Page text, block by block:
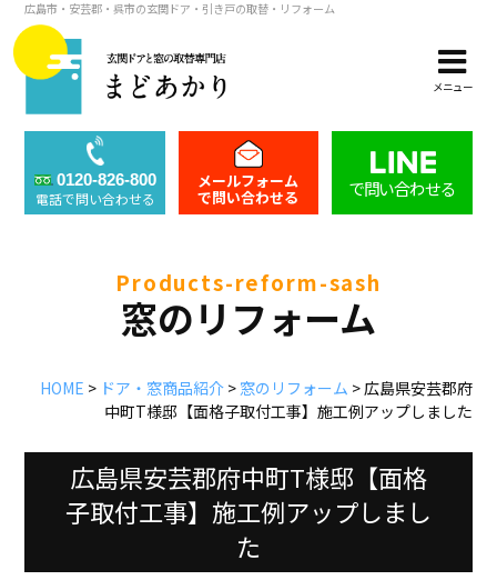
広島市・安芸郡・呉市の玄関ドア・引き戸の取替・リフォーム
メニュー
0120-826-800
電話で問い合わせる
メールフォーム
で問い合わせる で問い合わせる
products-reform-sash
窓のリフォーム
HOME > ドア・窓商品紹介> 窓のリフォーム > 広島県安芸郡府
中町T様邸【面格子取付工事】施工例アップしました
広島県安芸郡府中町T様邸【面格
子取付工事】施工例アップしまし
た